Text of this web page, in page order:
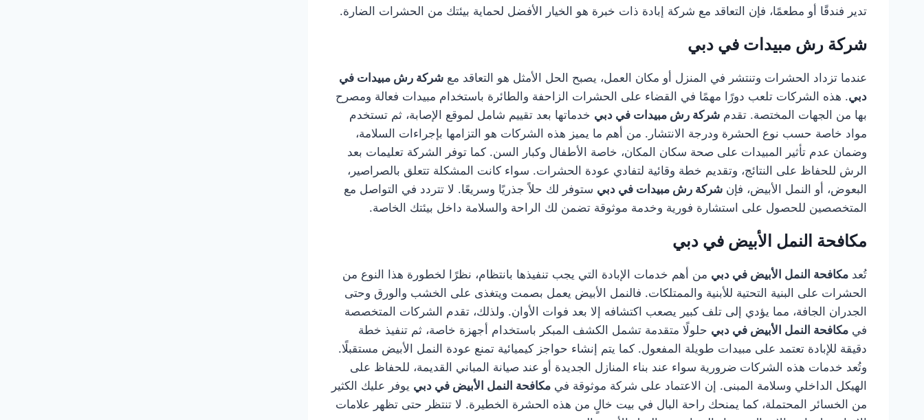
تدير فندقًا أو مطعمًا، فإن التعاقد مع شركة إبادة ذات خبرة هو الخيار الأفضل لحماية بيئتك من الحشرات الضارة.
شركة رش مبيدات في دبي
عندما تزداد الحشرات وتنتشر في المنزل أو مكان العمل، يصبح الحل الأمثل هو التعاقد معشركة رش مبيدات في
دبي. هذه الشركات تلعب دورًا مهمًا في القضاء على الحشرات الزاحفة والطائرة باستخدام مبيدات فعالة ومصرح
بها من الجهات المختصة. تقدمشركة رش مبيدات في دبي خدماتها بعد تقييم شامل لموقع الإصابة، ثم تستخدم
مواد خاصة حسب نوع الحشرة ودرجة الانتشار. من أهم ما يميز هذه الشركات هو التزامها بإجراءات السلامة،
وضمان عدم تأثير المبيدات على صحة سكان المكان، خاصة الأطفال وكبار السن. كما توفر الشركة تعليمات بعد
الرش للحفاظ على النتائج، وتقديم خطة وقائية لتفادي عودة الحشرات. سواء كانت المشكلة تتعلق بالصراصير،
البعوض، أو النمل الأبيض، فإنشركة رش مبيدات في دبي ستوفر لك حلاً جذريًا وسريعًا. لا تتردد في التواصل مع
المتخصصين للحصول على استشارة فورية وخدمة موثوقة تضمن لك الراحة والسلامة داخل بيئتك الخاصة.
مكافحة النمل الأبيض في دبي
تُعدمكافحة النمل الأبيض في دبي من أهم خدمات الإبادة التي يجب تنفيذها بانتظام، نظرًا لخطورة هذا النوع من
الحشرات على البنية التحتية للأبنية والممتلكات. فالنمل الأبيض يعمل بصمت ويتغذى على الخشب والورق وحتى
الجدران الجافة، مما يؤدي إلى تلف كبير يصعب اكتشافه إلا بعد فوات الأوان. ولذلك، تقدم الشركات المتخصصة
فيمكافحة النمل الأبيض في دبي حلولًا متقدمة تشمل الكشف المبكر باستخدام أجهزة خاصة، ثم تنفيذ خطة
دقيقة للإبادة تعتمد على مبيدات طويلة المفعول. كما يتم إنشاء حواجز كيميائية تمنع عودة النمل الأبيض مستقبلًا.
وتُعد خدمات هذه الشركات ضرورية سواء عند بناء المنازل الجديدة أو عند صيانة المباني القديمة، للحفاظ على
الهيكل الداخلي وسلامة المبنى. إن الاعتماد على شركة موثوقة فيمكافحة النمل الأبيض في دبي يوفر عليك الكثير
من الخسائر المحتملة، كما يمنحك راحة البال في بيت خالٍ من هذه الحشرة الخطيرة. لا تنتظر حتى تظهر علامات